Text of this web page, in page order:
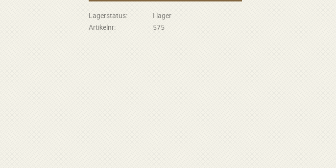
Lagerstatus
I lager
Artikelnr
575